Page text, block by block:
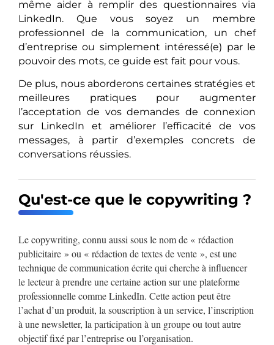
même aider à remplir des questionnaires via
LinkedIn. Que vous soyez un membre
professionnel de la communication, un chef
d’entreprise ou simplement intéressé(e) par le
pouvoir des mots, ce guide est fait pour vous.
De plus, nous aborderons certaines stratégies et
meilleures pratiques pour augmenter
l’acceptation de vos demandes de connexion
sur LinkedIn et améliorer l’efficacité de vos
messages, à partir d’exemples concrets de
conversations réussies.
Qu'est-ce que le copywriting ?
Le copywriting, connu aussi sous le nom de « rédaction
publicitaire » ou « rédaction de textes de vente », est une
technique de communication écrite qui cherche à influencer
le lecteur à prendre une certaine action sur une plateforme
professionnelle comme LinkedIn. Cette action peut être
l’achat d’un produit, la souscription à un service, l’inscription
à une newsletter, la participation à un groupe ou tout autre
objectif fixé par l’entreprise ou l’organisation.